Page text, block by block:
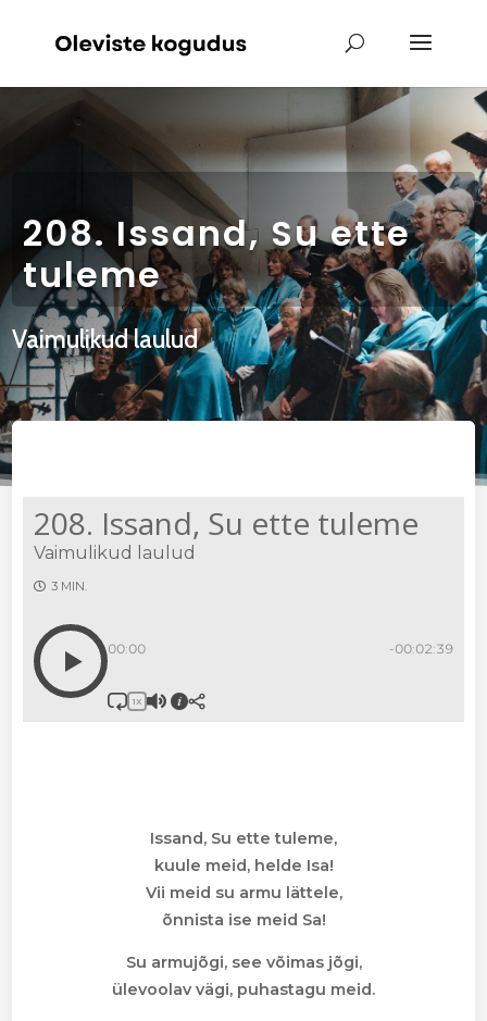
208. Issand, Su ette
tuleme
Vaimulikud laulud
208. Issand, Su ette tuleme
Vaimulikud laulud
3 MIN.
00:00 -00:02:39
1X
Issand, Su ette tuleme,
kuule meid, helde Isa!
Vii meid su armu lättele,
õnnista ise meid Sa!
Su armujõgi, see võimas jõgi,
ülevoolav vägi, puhastagu meid.